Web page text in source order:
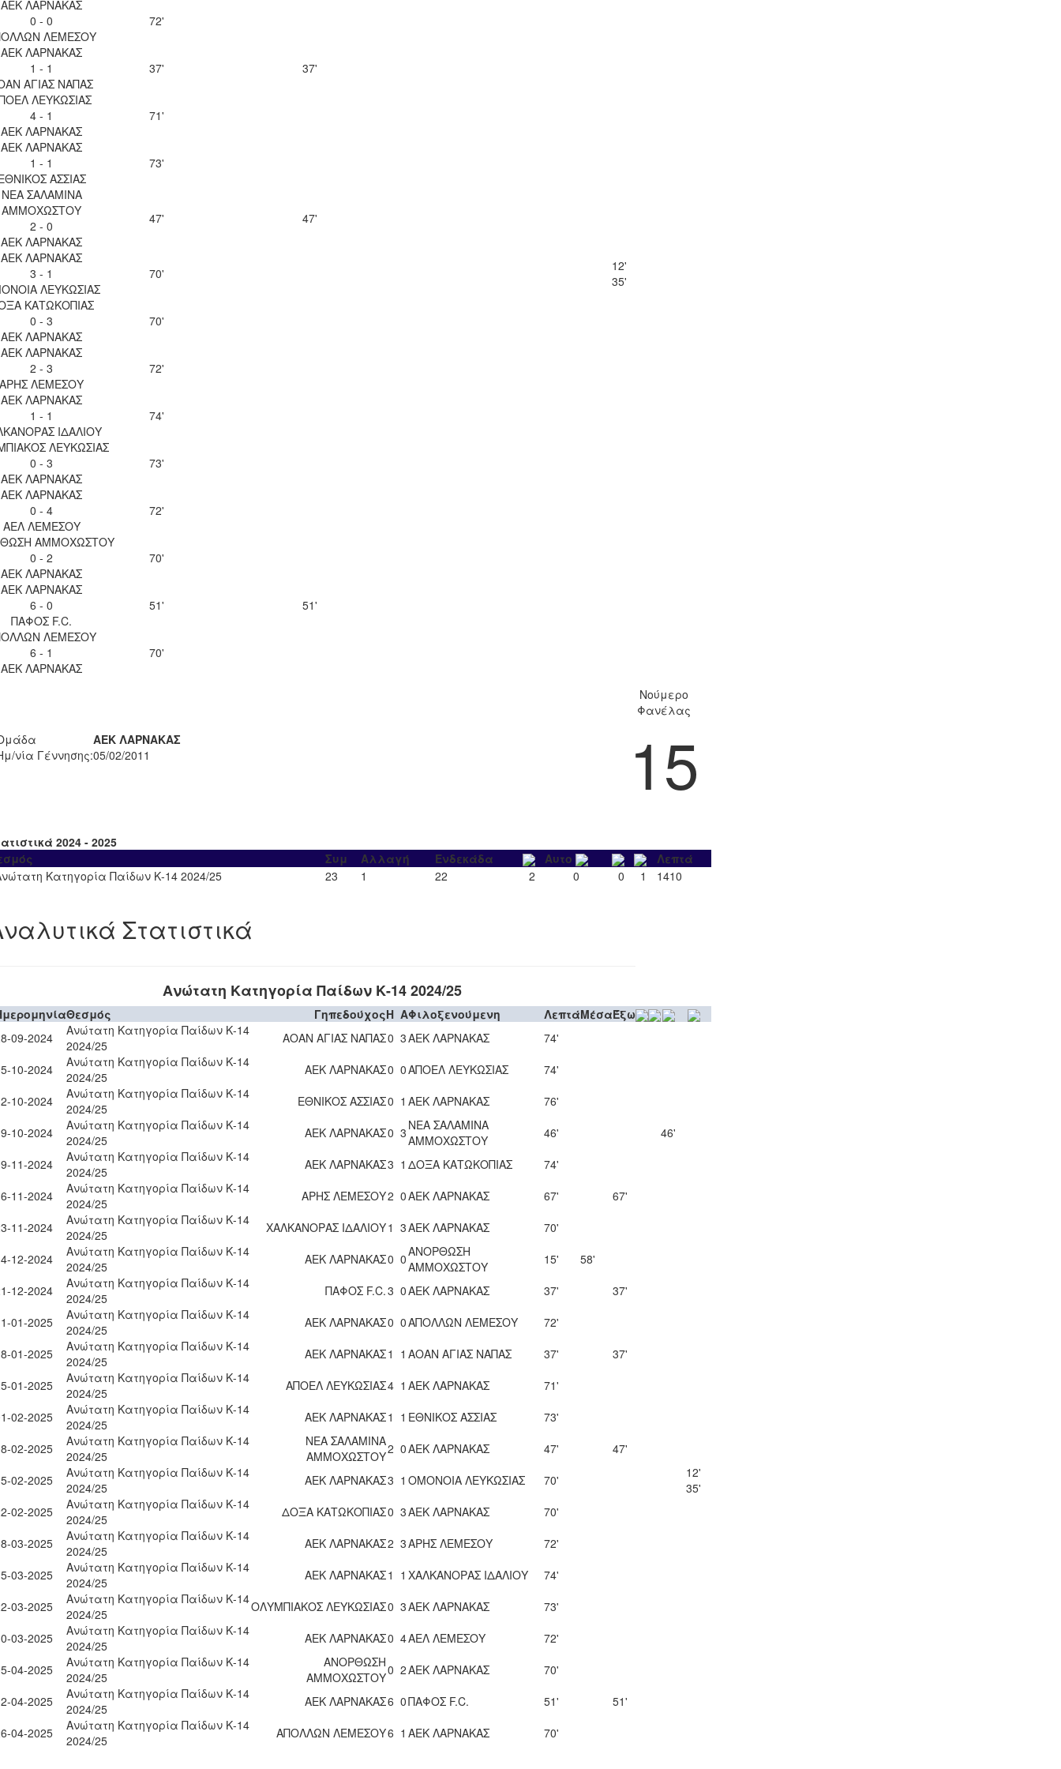
ΑΕΚ ΛΑΡΝΑΚΑΣ
0 - 0
ΛΕΜΕΣΟΥ
72'
ΑΕΚ ΛΑΡΝΑΚΑΣ
1 - 1
ΑΓΙΑΣ ΝΑΠΑΣ
37'
37'
ΛΕΥΚΩΣΙΑΣ
4 - 1
ΑΕΚ ΛΑΡΝΑΚΑΣ
71'
ΑΕΚ ΛΑΡΝΑΚΑΣ
1 - 1
ΑΣΣΙΑΣ
73'
ΝΕΑ ΣΑΛΑΜΙΝΑ
ΑΜΜΟΧΩΣΤΟΥ
2 - 0
ΑΕΚ ΛΑΡΝΑΚΑΣ
47' 47'
ΑΕΚ ΛΑΡΝΑΚΑΣ
3 - 1
ΛΕΥΚΩΣΙΑΣ
70'
12'
35'
ΚΑΤΩΚΟΠΙΑΣ
0 - 3
ΑΕΚ ΛΑΡΝΑΚΑΣ
70'
ΑΕΚ ΛΑΡΝΑΚΑΣ
2 - 3
ΑΡΗΣ ΛΕΜΕΣΟΥ
72'
ΑΕΚ ΛΑΡΝΑΚΑΣ
1 - 1
ΙΔΑΛΙΟΥ
74'
ΛΕΥΚΩΣΙΑΣ
0 - 3
ΑΕΚ ΛΑΡΝΑΚΑΣ
73'
ΑΕΚ ΛΑΡΝΑΚΑΣ
0 - 4
ΑΕΛ ΛΕΜΕΣΟΥ
72'
ΑΜΜΟΧΩΣΤΟΥ
0 - 2
ΑΕΚ ΛΑΡΝΑΚΑΣ
70'
ΑΕΚ ΛΑΡΝΑΚΑΣ
6 - 0
ΠΑΦΟΣ F.C.
51'
51'
ΛΕΜΕΣΟΥ
6 - 1
ΑΕΚ ΛΑΡΝΑΚΑΣ
70'
ΑΕΚ ΛΑΡΝΑΚΑΣ
νία Γέννησης:05/02/2011
Νούμερο
Φανέλας
15
2024 - 2025
Συμ Αλλαγή Ενδεκάδα Αυτο
Λεπτά
Κατηγορία Παίδων Κ-14 2024/25
23 1 22 2 0 0 1 1410
Στατιστικά
Ανώτατη Κατηγορία Παίδων Κ-14 2024/25
Θεσμός ΓηπεδούχοςH AΦιλοξενούμενη ΛεπτάΜέσαΈξω
09-2024
Ανώτατη Κατηγορία Παίδων Κ-14
2024/25
ΑΟΑΝ ΑΓΙΑΣ ΝΑΠΑΣ0 3ΑΕΚ ΛΑΡΝΑΚΑΣ
74'
10-2024
Ανώτατη Κατηγορία Παίδων Κ-14
2024/25
ΑΕΚ ΛΑΡΝΑΚΑΣ0 0ΑΠΟΕΛ ΛΕΥΚΩΣΙΑΣ
74'
10-2024
Ανώτατη Κατηγορία Παίδων Κ-14
2024/25
ΕΘΝΙΚΟΣ ΑΣΣΙΑΣ0 1 ΑΕΚ ΛΑΡΝΑΚΑΣ
76'
10-2024
Ανώτατη Κατηγορία Παίδων Κ-14
2024/25
ΑΕΚ ΛΑΡΝΑΚΑΣ0 3 ΝΕΑ ΣΑΛΑΜΙΝΑ
ΑΜΜΟΧΩΣΤΟΥ
46'
46'
11-2024
Ανώτατη Κατηγορία Παίδων Κ-14
2024/25
ΑΕΚ ΛΑΡΝΑΚΑΣ3 1 ΔΟΞΑ ΚΑΤΩΚΟΠΙΑΣ
74'
11-2024
Ανώτατη Κατηγορία Παίδων Κ-14
2024/25
ΑΡΗΣ ΛΕΜΕΣΟΥ2 0ΑΕΚ ΛΑΡΝΑΚΑΣ 67'
67'
11-2024
Ανώτατη Κατηγορία Παίδων Κ-14
2024/25
ΧΑΛΚΑΝΟΡΑΣ ΙΔΑΛΙΟΥ1 3ΑΕΚ ΛΑΡΝΑΚΑΣ
70'
12-2024
Ανώτατη Κατηγορία Παίδων Κ-14
2024/25
ΑΕΚ ΛΑΡΝΑΚΑΣ0 0ΑΝΟΡΘΩΣΗ
ΑΜΜΟΧΩΣΤΟΥ
15'
58'
12-2024
Ανώτατη Κατηγορία Παίδων Κ-14
2024/25
ΠΑΦΟΣ F.C.3 0ΑΕΚ ΛΑΡΝΑΚΑΣ 37'
37'
01-2025
Ανώτατη Κατηγορία Παίδων Κ-14
2024/25
ΑΕΚ ΛΑΡΝΑΚΑΣ0 0ΑΠΟΛΛΩΝ ΛΕΜΕΣΟΥ
72'
01-2025
Ανώτατη Κατηγορία Παίδων Κ-14
2024/25
ΑΕΚ ΛΑΡΝΑΚΑΣ1 1 ΑΟΑΝ ΑΓΙΑΣ ΝΑΠΑΣ 37'
37'
01-2025
Ανώτατη Κατηγορία Παίδων Κ-14
2024/25
ΑΠΟΕΛ ΛΕΥΚΩΣΙΑΣ4 1 ΑΕΚ ΛΑΡΝΑΚΑΣ
71'
02-2025
Ανώτατη Κατηγορία Παίδων Κ-14
2024/25
ΑΕΚ ΛΑΡΝΑΚΑΣ1 1 ΕΘΝΙΚΟΣ ΑΣΣΙΑΣ
73'
02-2025
Ανώτατη Κατηγορία Παίδων Κ-14
2024/25
ΝΕΑ ΣΑΛΑΜΙΝΑ
ΑΜΜΟΧΩΣΤΟΥ2 0ΑΕΚ ΛΑΡΝΑΚΑΣ 47'
47'
02-2025
Ανώτατη Κατηγορία Παίδων Κ-14
2024/25
ΑΕΚ ΛΑΡΝΑΚΑΣ3 1 ΟΜΟΝΟΙΑ ΛΕΥΚΩΣΙΑΣ 70'
12'
35'
02-2025
Ανώτατη Κατηγορία Παίδων Κ-14
2024/25
ΔΟΞΑ ΚΑΤΩΚΟΠΙΑΣ0 3ΑΕΚ ΛΑΡΝΑΚΑΣ
70'
03-2025
Ανώτατη Κατηγορία Παίδων Κ-14
2024/25
ΑΕΚ ΛΑΡΝΑΚΑΣ2 3ΑΡΗΣ ΛΕΜΕΣΟΥ
72'
03-2025
Ανώτατη Κατηγορία Παίδων Κ-14
2024/25
ΑΕΚ ΛΑΡΝΑΚΑΣ1 1 ΧΑΛΚΑΝΟΡΑΣ ΙΔΑΛΙΟΥ
74'
03-2025
Ανώτατη Κατηγορία Παίδων Κ-14
2024/25
ΟΛΥΜΠΙΑΚΟΣ ΛΕΥΚΩΣΙΑΣ0 3ΑΕΚ ΛΑΡΝΑΚΑΣ
73'
03-2025
Ανώτατη Κατηγορία Παίδων Κ-14
2024/25
ΑΕΚ ΛΑΡΝΑΚΑΣ0 4ΑΕΛ ΛΕΜΕΣΟΥ
72'
04-2025
Ανώτατη Κατηγορία Παίδων Κ-14
2024/25
ΑΝΟΡΘΩΣΗ
ΑΜΜΟΧΩΣΤΟΥ0 2ΑΕΚ ΛΑΡΝΑΚΑΣ
70'
04-2025
Ανώτατη Κατηγορία Παίδων Κ-14
2024/25
ΑΕΚ ΛΑΡΝΑΚΑΣ6 0ΠΑΦΟΣ F.C. 51'
51'
04-2025
Ανώτατη Κατηγορία Παίδων Κ-14
2024/25
ΑΠΟΛΛΩΝ ΛΕΜΕΣΟΥ6 1 ΑΕΚ ΛΑΡΝΑΚΑΣ 70'